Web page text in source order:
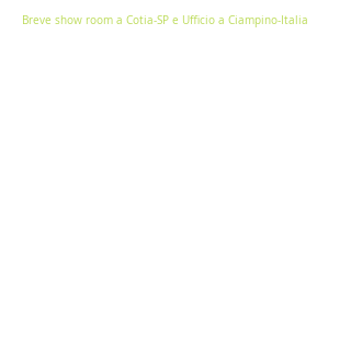
Breve show room a Cotia-SP e Ufficio a Ciampino-Italia